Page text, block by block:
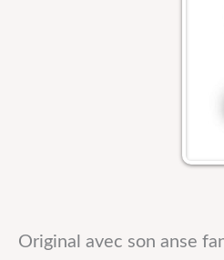
Original avec son anse